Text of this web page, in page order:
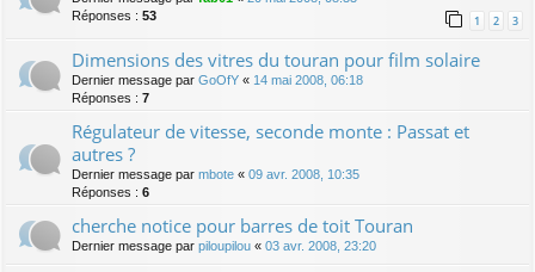
Réponses : 53 1 2 3
Dimensions des vitres du touran pour film solaire
Dernier message par GoOfY « 14 mai 2008, 06:18
Réponses : 7
Régulateur de vitesse, seconde monte : Passat et
autres ?
Dernier message par mbote « 09 avr. 2008, 10:35
Réponses : 6
cherche notice pour barres de toit Touran
Dernier message par piloupilou « 03 avr. 2008, 23:20